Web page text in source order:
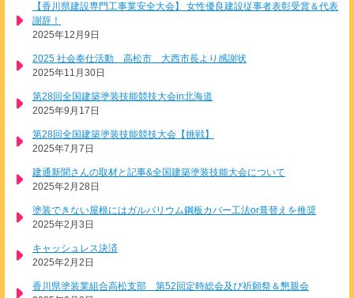
【香川県建設専門工事業安全大会】 女性優良建設従事者表彰受賞＆代表
謝辞！
2025年12月9日
2025 社会奉仕活動 高松市 大西市長より感謝状
2025年11月30日
第28回全国建築塗装技能競技大会in北海道
2025年9月17日
第28回全国建築塗装技能競技大会【挑戦】
2025年7月7日
建通新聞さんの取材と記事&全国建築塗装技能大会について
2025年2月28日
塗装できない屋根にはガルバリウム鋼板カバー工法or葺替えを推奨
2025年2月3日
キャッシュレス決済
2025年2月2日
香川県塗装業組合高松支部 第52回定時総会及び祈願祭＆懇親会